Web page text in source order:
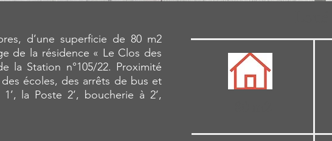
d’une superficie de 80 m2
de la résidence « Le Clos des
la Station n°105/22. Proximité
écoles, des arrêts de bus et
la Poste 2’, boucherie à 2’,